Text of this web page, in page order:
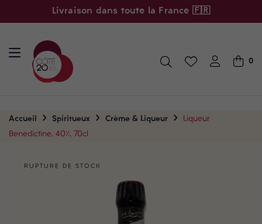
Livraison dans toute la France 🇫🇷
0
Accueil Spiritueux Crème & Liqueur
Liqueur
Benedictine, 40%, 70cl
RUPTURE DE STOCK